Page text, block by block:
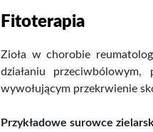
Fitoterapia
Zioła w chorobie
działaniu
wywołującym przekrwienie
Przykładowe surowce